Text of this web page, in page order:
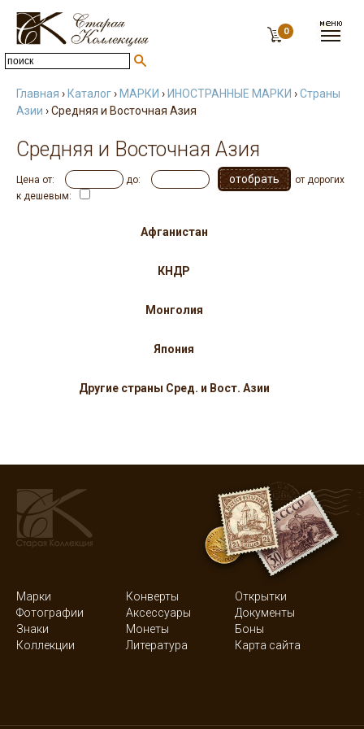
0
Главная › Каталог› МАРКИ › ИНОСТРАННЫЕ МАРКИ ›Страны
Азии › Средняя и Восточная Азия
Средняя и Восточная Азия
Цена от: до:
от дорогих
к дешевым:
Афганистан
КНДР
Монголия
Япония
Другие страны Сред. и Вост. Азии
Марки Конверты
Открытки
Фотографии
Аксессуары
Документы
Знаки
Монеты
Боны
Коллекции
Литература Карта сайта